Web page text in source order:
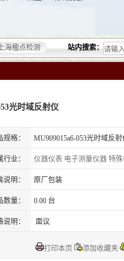
检测设备有限公司提供的无损检测
站内搜索：
光时域反射仪
规格： MU909015a6-053光时域反射
行业： 仪器仪表 电子测量仪器 特
说明： 原厂包装
数量： 0.00 台
说明： 面议
打印本页 添加收藏夹